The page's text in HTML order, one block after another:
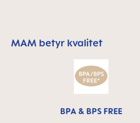
Skip MAM Means Quality Icon Bar
MAM betyr kvalitet
BPA & BPS FREE